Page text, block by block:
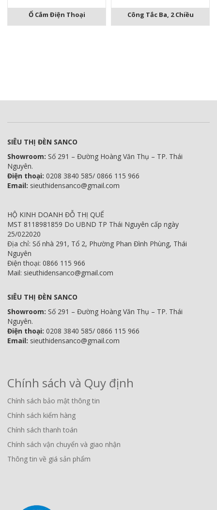
Ổ Cắm Điện Thoại Công Tắc Ba, 2 Chiều
SIÊU THỊ ĐÈN SANCO
Showroom: Số 291 – Đường Hoàng Văn Thụ – TP. Thái
Nguyên.
Điện thoại: 0208 3840 585/ 0866 115 966
Email: sieuthidensanco@gmail.com
HỘ KINH DOANH ĐỖ THỊ QUẾ
MST 8118981859 Do UBND TP Thái Nguyên cấp ngày
25/022020
Địa chỉ: Số nhà 291, Tổ 2, Phường Phan Đình Phùng, Thái
Nguyên
Điện thoại: 0866 115 966
Mail: sieuthidensanco@gmail.com
SIÊU THỊ ĐÈN SANCO
Showroom: Số 291 – Đường Hoàng Văn Thụ – TP. Thái
Nguyên.
Điện thoại: 0208 3840 585/ 0866 115 966
Email: sieuthidensanco@gmail.com
Chính sách và Quy định
Chính sách bảo mật thông tin
Chính sách kiểm hàng
Chính sách thanh toán
Chính sách vận chuyển và giao nhận
Thông tin về giá sản phẩm